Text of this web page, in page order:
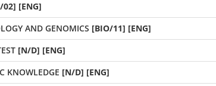
02] [ENG]
AND GENOMICS [BIO/11] [ENG]
[N/D] [ENG]
KNOWLEDGE [N/D] [ENG]